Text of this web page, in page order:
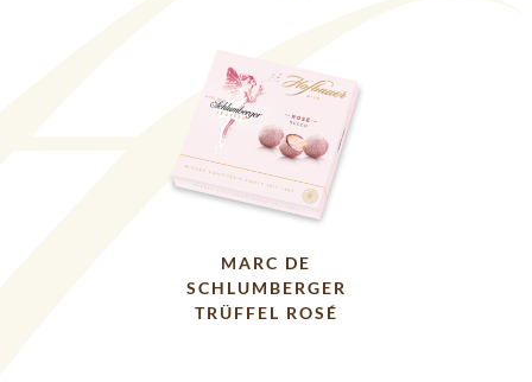
MARC DE
SCHLUMBERGER
TRÜFFEL ROSÉ